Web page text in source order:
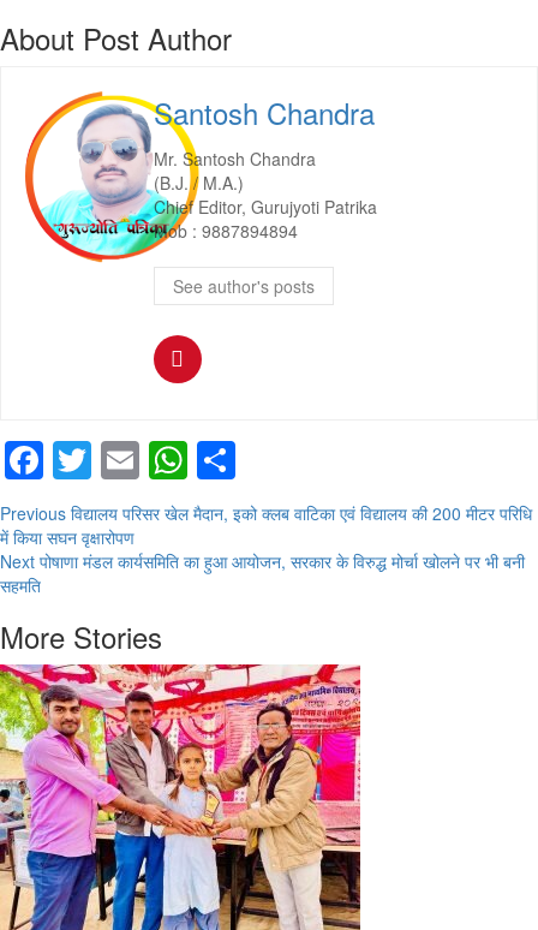
About Post Author
Santosh Chandra
Mr. Santosh Chandra
(B.J. / M.A.)
Chief Editor, Gurujyoti Patrika
Mob : 9887894894
See author's posts
Facebook
Twitter
EmailWhatsApp
Continue
Reading
Previous विद्यालय परिसर खेल मैदान, इको क्लब वाटिका एवं विद्यालय की 200 मीटर परिधि
में किया सघन वृक्षारोपण
Next पोषाणा मंडल कार्यसमिति का हुआ आयोजन, सरकार के विरुद्ध मोर्चा खोलने पर भी बनी
सहमति
More Stories